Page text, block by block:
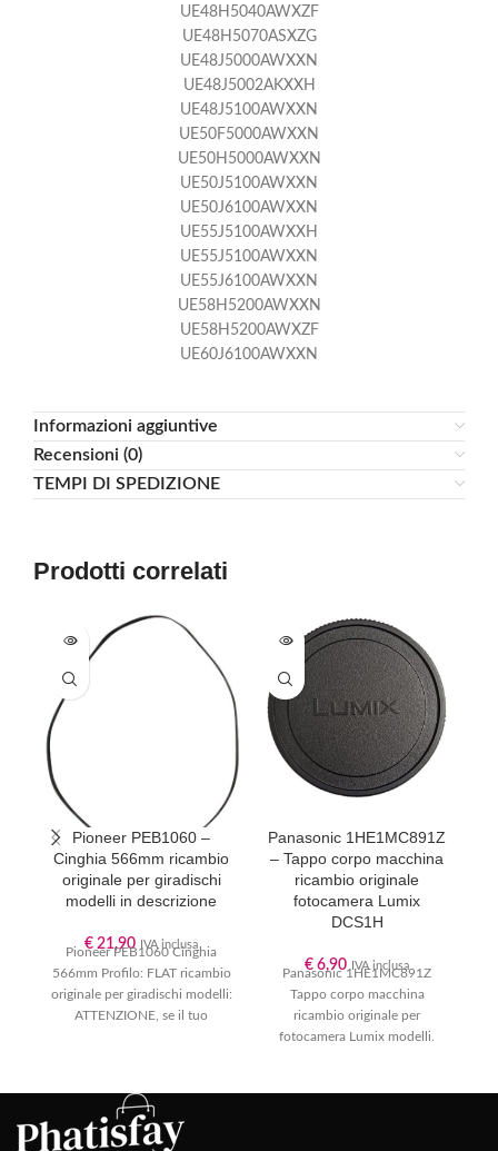
UE48H5040AWXZF
UE48H5070ASXZG
UE48J5000AWXXN
UE48J5002AKXXH
UE48J5100AWXXN
UE50F5000AWXXN
UE50H5000AWXXN
UE50J5100AWXXN
UE50J6100AWXXN
UE55J5100AWXXH
UE55J5100AWXXN
UE55J6100AWXXN
UE58H5200AWXXN
UE58H5200AWXZF
UE60J6100AWXXN
Informazioni aggiuntive
Recensioni (0)
TEMPI DI SPEDIZIONE
Prodotti correlati
Pioneer PEB1060 –
Cinghia 566mm ricambio
originale per giradischi
modelli in descrizione
€ 21,90 IVA inclusa
Pioneer PEB1060 Cinghia
566mm Profilo: FLAT ricambio
originale per giradischi modelli:
ATTENZIONE, se il tuo
Panasonic 1HE1MC891Z
– Tappo corpo macchina
ricambio originale
fotocamera Lumix
DCS1H
€ 6,90 IVA inclusa
Panasonic 1HE1MC891Z
Tappo corpo macchina
ricambio originale per
fotocamera Lumix modelli.